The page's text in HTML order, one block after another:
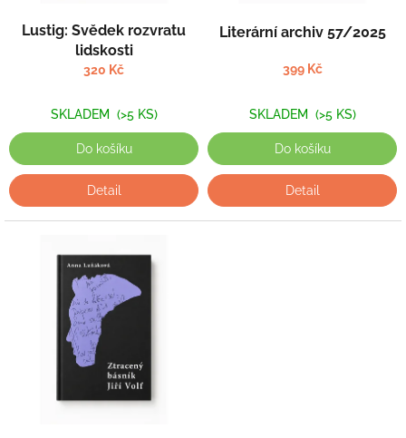
Lustig: Svědek rozvratu
lidskosti
320 Kč
SKLADEM (>5 KS)
Do košíku
Detail
Literární archiv 57/2025
399 Kč
SKLADEM (>5 KS)
Do košíku
Detail